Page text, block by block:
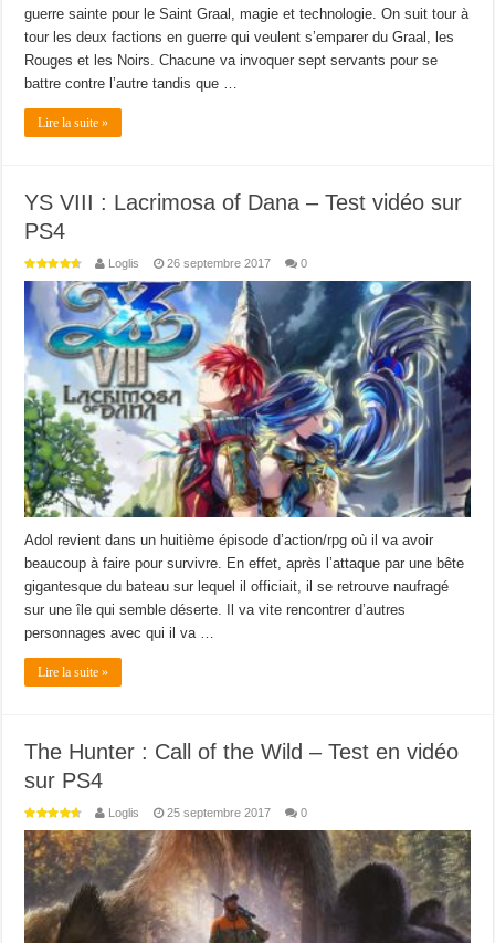
guerre sainte pour le Saint Graal, magie et technologie. On suit tour à
tour les deux factions en guerre qui veulent s’emparer du Graal, les
Rouges et les Noirs. Chacune va invoquer sept servants pour se
battre contre l’autre tandis que …
Lire la suite »
YS VIII : Lacrimosa of Dana – Test vidéo sur
PS4
Loglis 26 septembre 2017 0
Adol revient dans un huitième épisode d’action/rpg où il va avoir
beaucoup à faire pour survivre. En effet, après l’attaque par une bête
gigantesque du bateau sur lequel il officiait, il se retrouve naufragé
sur une île qui semble déserte. Il va vite rencontrer d’autres
personnages avec qui il va …
Lire la suite »
The Hunter : Call of the Wild – Test en vidéo
sur PS4
Loglis 25 septembre 2017 0